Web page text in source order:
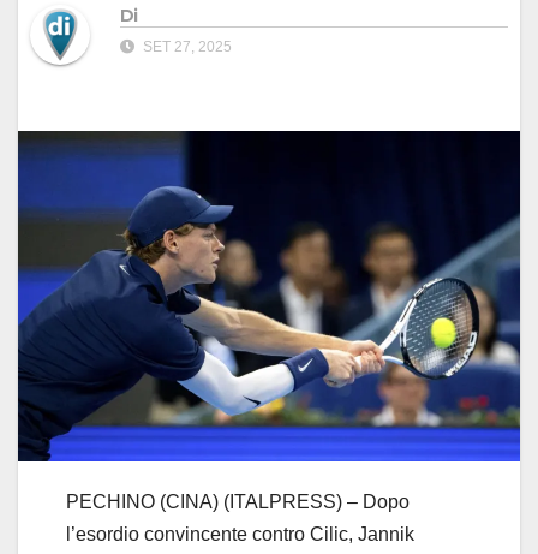
Di
SET 27, 2025
PECHINO (CINA) (ITALPRESS) – Dopo
l’esordio convincente contro Cilic, Jannik